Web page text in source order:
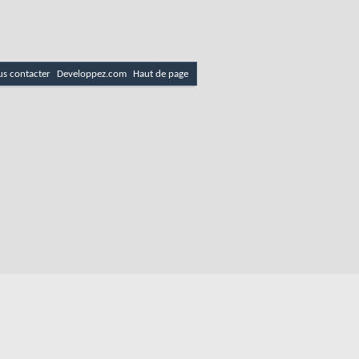
contacter Developpez.com Haut de page